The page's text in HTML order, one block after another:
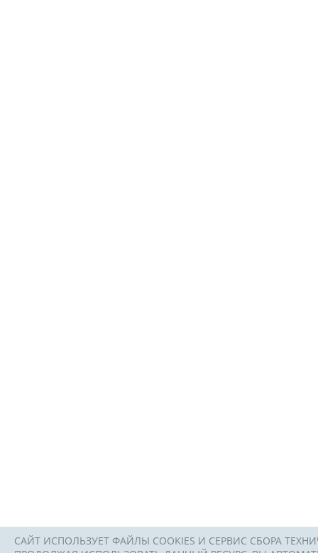
САЙТ ИСПОЛЬЗУЕТ ФАЙЛЫ COOKIES И СЕРВИС СБОРА